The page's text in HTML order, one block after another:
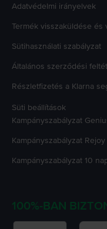
Adatvédelmi irányelvek
Termék visszaküldése és
Sütihasználati szabályzat
Általános szerződési
Részletfizetés a Klarna
Süti beállítások
Kampányszabályzat
Kampányszabályzat
Kampányszabályzat 10
100%-BAN